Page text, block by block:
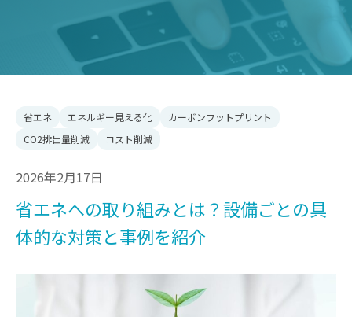
省エネ エネルギー見える化
カーボンフットプリント
CO2排出量削減
コスト削減
2026年2月17日
省エネへの取り組みとは？設備ごとの具
体的な対策と事例を紹介